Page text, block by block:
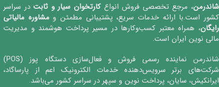
شاندرمن، مرجع تخصصی فروش انواعکارتخوان‌ سیار و ثابتدر سراسر
کشور است.با ارائه خدمات سریع، پشتیبانی مطمئن ومشاوره مالیاتی
رایگان، همراه معتبر کسب‌وکارها در مسیر پرداخت هوشمند و مدیریت
مالی نوین ایران است.
شاندرمن نماینده رسمی فروش و فعال‌سازی دستگاه پوز (POS)
شرکت‌های برتر سرویس‌دهنده خدمات الکترونیک اعم از پارساگاد،
ایرانکیش، سایان، پرداخت نوین و سپهر در سراسر کشور می‌باشد.